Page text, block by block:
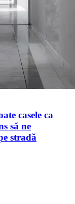
casele ca
să ne
stradă